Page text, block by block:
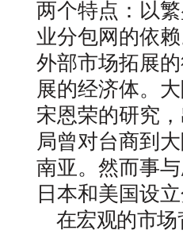
两个特点：以
业分包网的依
外部市场拓展
展的经济体。
宋恩荣的研究
局曾对台商到
南亚。然而事
日本和美国设
在宏观的市